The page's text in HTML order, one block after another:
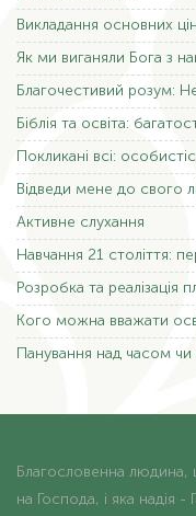
Викладання основних
Як ми виганяли Бога з
Благочестивий розум:
Біблія та освіта:
Покликані всі:
Відведи мене до свого
Активне слухання
Навчання 21 століття:
Розробка та реалізація
Кого можна вважати
Панування над часом чи
Благословенна людина,
на Господа, і яка надія -